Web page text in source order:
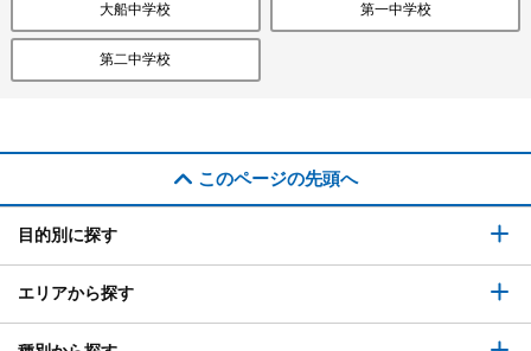
大船中学校 第一中学校
第二中学校
このページの先頭へ
目的別に探す
エリアから探す